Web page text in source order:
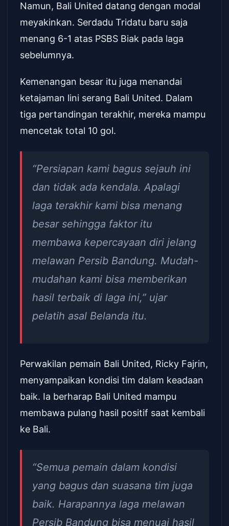
Namun, Bali United datang dengan modal
meyakinkan. Serdadu Tridatu baru saja
menang 6-1 atas PSBS Biak pada laga
sebelumnya.
Kemenangan besar itu juga menandai
ketajaman lini serang Bali United. Dalam
tiga pertandingan terakhir, mereka mampu
mencetak total 10 gol.
“Persiapan kami bagus sejauh ini
dan tidak ada kendala. Apalagi
laga terakhir kami bisa menang
besar sehingga faktor itu
membawa kepercayaan diri jelang
melawan Persib Bandung. Mudah-
mudahan kami bisa memberikan
hasil terbaik di laga ini,” ujar
pelatih asal Belanda itu.
Perwakilan pemain Bali United, Ricky Fajrin,
menyampaikan kondisi tim dalam keadaan
baik. Ia berharap Bali United mampu
membawa pulang hasil positif saat kembali
ke Bali.
“Semua pemain dalam kondisi
yang bagus dan suasana tim juga
baik. Harapannya laga melawan
Persib Bandung bisa menuai hasil